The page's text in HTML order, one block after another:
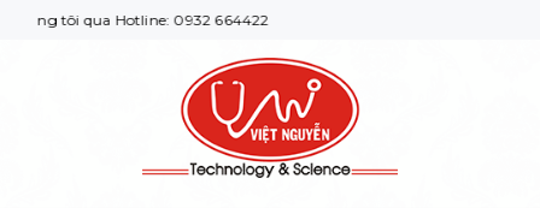
tôi qua Hotline: 0932 664422